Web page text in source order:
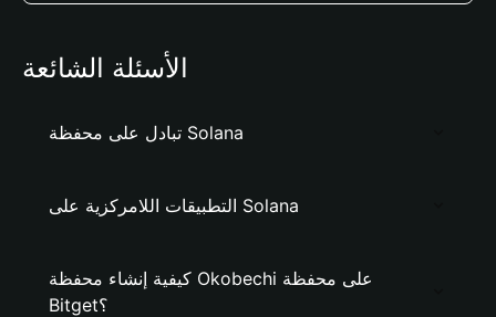
الأسئلة الشائعة
تبادل على محفظة Solana
التطبيقات اللامركزية على Solana
كيفية إنشاء محفظة Okobechi على محفظة
Bitget؟